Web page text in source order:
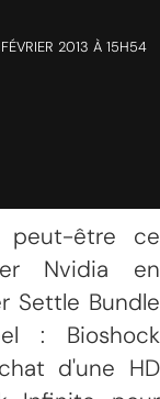
FÉVRIER 2013 À 15H54
peut-être ce
Nvidia en
Settle Bundle
: Bioshock
d'une HD